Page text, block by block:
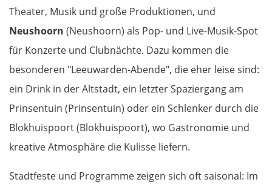
Theater, Musik und große Produktionen, und
Neushoorn (Neushoorn) als Pop- und Live-Musik-Spot
für Konzerte und Clubnächte. Dazu kommen die
besonderen "Leeuwarden-Abende", die eher leise sind:
ein Drink in der Altstadt, ein letzter Spaziergang am
Prinsentuin (Prinsentuin) oder ein Schlenker durch die
Blokhuispoort (Blokhuispoort), wo Gastronomie und
kreative Atmosphäre die Kulisse liefern.
Stadtfeste und Programme zeigen sich oft saisonal: Im
Ferrara
Forlì
Rimini
Ancona